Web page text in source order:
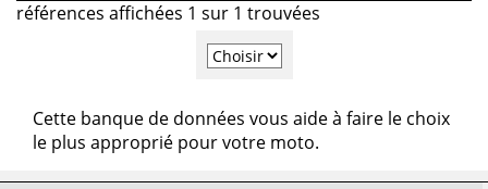
références affichées 1 sur 1 trouvées
Cette banque de données vous aide à faire le choix
le plus approprié pour votre moto.